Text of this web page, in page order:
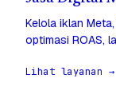
Kelola iklan
optimasi ROAS,
Lihat layanan →